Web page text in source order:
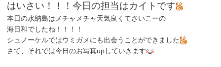
はいさい！！！今日の担当はカイトです
本日の水納島はメチャメチャ天気良くてさいこーの
海日和でしたね！！！！
シュノーケルではウミガメにも出会うことができました
さて、それでは今日のお写真upしていきます